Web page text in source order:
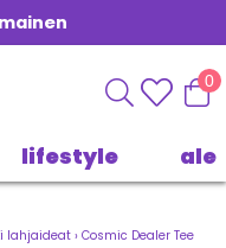
0
lifestyle ale
lahjaideat › Cosmic Dealer Tee